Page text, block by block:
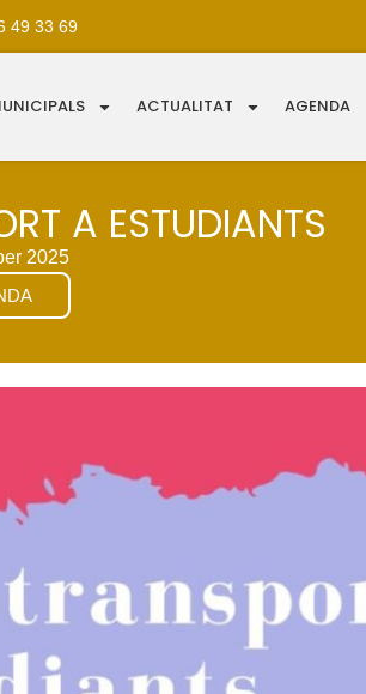
49 33 69
ACTUALITAT AGENDA
A ESTUDIANTS
2025